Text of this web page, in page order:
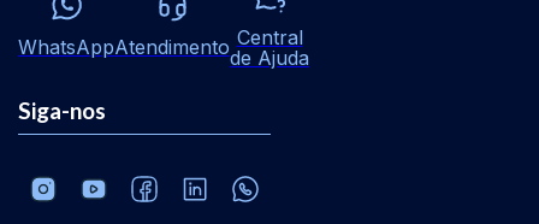
WhatsAppAtendimento Central
de Ajuda
Siga-nos